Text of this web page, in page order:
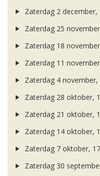
Zaterdag 2 december,
Zaterdag 25
Zaterdag 18
Zaterdag 11
Zaterdag 4 november,
Zaterdag 28 oktober,
Zaterdag 21 oktober,
Zaterdag 14 oktober,
Zaterdag 7 oktober,
Zaterdag 30